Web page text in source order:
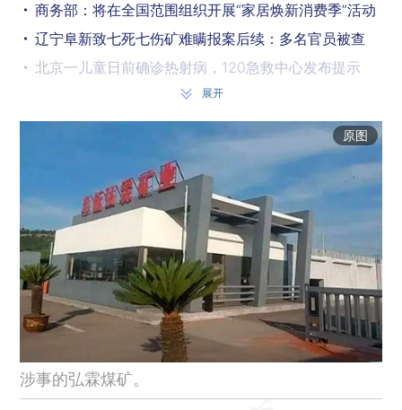
商务部：将在全国范围组织开展“家居焕新消费季”活动
辽宁阜新致七死七伤矿难瞒报案后续：多名官员被查
北京一儿童日前确诊热射病，120急救中心发布提示
深圳文锦渡口岸入境方向客车通关将恢复 此前因地面沉降暂停
大兴机场航站楼内猥亵熟睡女子，一男子被行拘10日
试推“常旅客”计划等，琴澳跨境通关更便利
国家发改委：餐饮、旅游等领域消费已超过疫情前水平
港科大（广州）今年在4个省份共录取125名本科生
阿尔茨海默症诊断拟采用新标准
暴雨黄色预警：6省区有大到暴雨，广西云南部分地区有大暴雨
世卫组织通报：波兰一些猫感染禽流感病毒并出现死亡
晨读荐闻（国内、国际、市场消息30条）
展开
原图
涉事的弘霖煤矿。